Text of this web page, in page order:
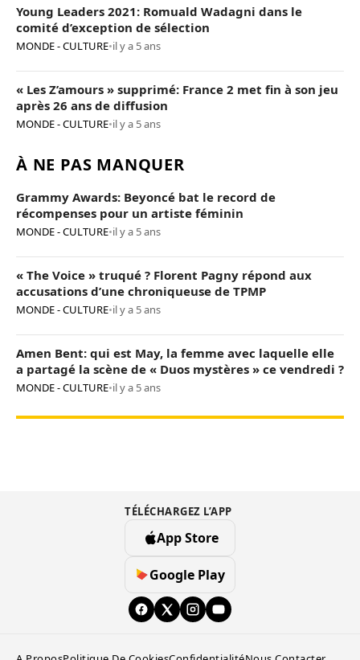
Young Leaders 2021: Romuald Wadagni dans le
comité d’exception de sélection
MONDE - CULTURE•il y a 5 ans
« Les Z’amours » supprimé: France 2 met fin à son jeu
après 26 ans de diffusion
MONDE - CULTURE•il y a 5 ans
À NE PAS MANQUER
Grammy Awards: Beyoncé bat le record de
récompenses pour un artiste féminin
MONDE - CULTURE•il y a 5 ans
« The Voice » truqué ? Florent Pagny répond aux
accusations d’une chroniqueuse de TPMP
MONDE - CULTURE•il y a 5 ans
Amen Bent: qui est May, la femme avec laquelle elle
a partagé la scène de « Duos mystères » ce vendredi ?
MONDE - CULTURE•il y a 5 ans
TÉLÉCHARGEZ L’APP
App Store
Google Play